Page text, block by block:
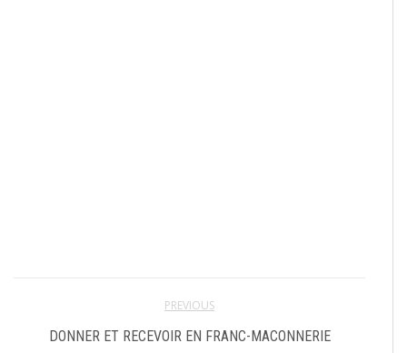
PREVIOUS
DONNER ET RECEVOIR EN FRANC-MACONNERIE